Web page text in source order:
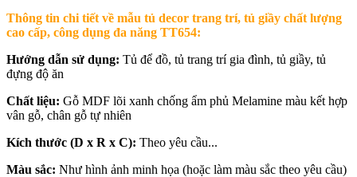
Thông tin chi tiết về mẫu tủ decor trang trí, tủ giầy chất lượng
cao cấp, công dụng đa năng TT654:
Hướng dẫn sử dụng: Tủ để đồ, tủ trang trí gia đình, tủ giầy, tủ
đựng độ ăn
Chất liệu: Gỗ MDF lõi xanh chống ẩm phủ Melamine màu kết hợp
vân gỗ, chân gỗ tự nhiên
Kích thước (D x R x C): Theo yêu cầu...
Màu sắc: Như hình ảnh minh họa (hoặc làm màu sắc theo yêu cầu)